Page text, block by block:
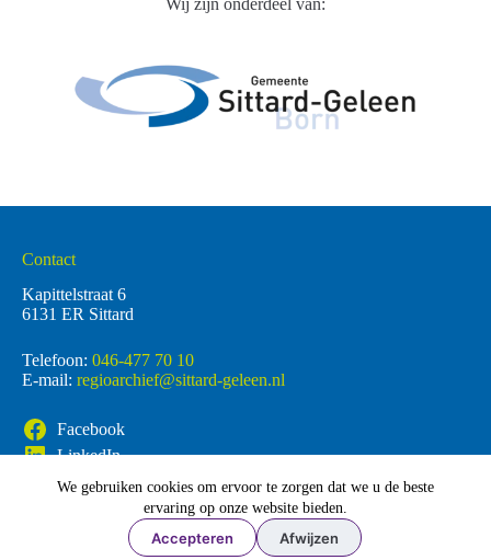
We gebruiken cookies om ervoor te zorgen dat we u de beste
ervaring op onze website bieden.
Accepteren Afwijzen
Wij zijn onderdeel van:
Contact
Kapittelstraat 6
6131 ER Sittard
Telefoon: 046-477 70 10
E-mail: regioarchief@sittard-geleen.nl
Facebook
LinkedIn